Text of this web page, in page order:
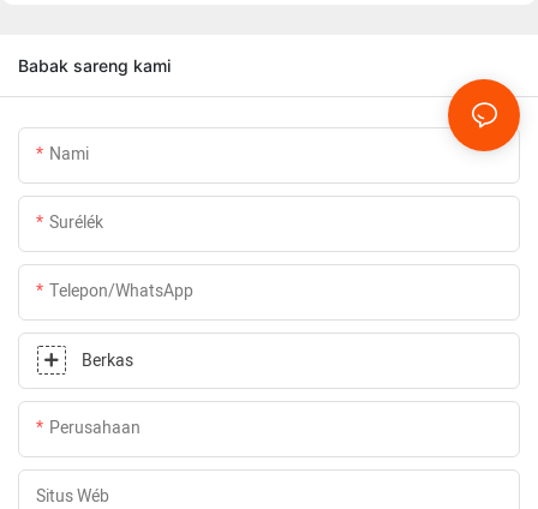
Babak sareng kami
Nami
Surélék
Telepon/whatsApp
Berkas
Perusahaan
Situs Wéb